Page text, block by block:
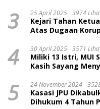
3 25 April 2025 3974
Kejari Tahan
Atas Dugaan
4 30 April 2025 3571
Miliki 13 Istri, MUI
Kasih Sayang
5 24 November 2024
Kasasi JPU
Dihukum 4 Tahun